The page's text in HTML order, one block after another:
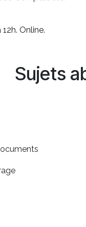
Online.
Sujets